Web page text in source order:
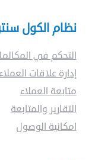
نظام الكول
التحكم في
إدارة علاقات العملاء
متابعة العملاء
التقارير والمتابعة
امكانية الوصول